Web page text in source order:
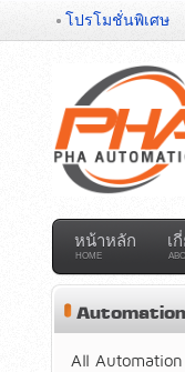
โปรโมชั่นพิเศษ
หน้าหลัก
HOME
เ
All